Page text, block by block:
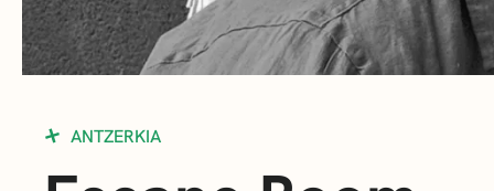
ANTZERKIA